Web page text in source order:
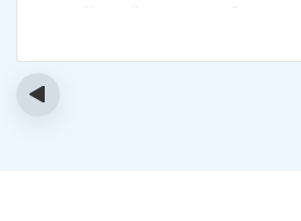
ума. Каждый день не мог без
понял, что надо что-то в своей
телефон клиники в интернете,
‹